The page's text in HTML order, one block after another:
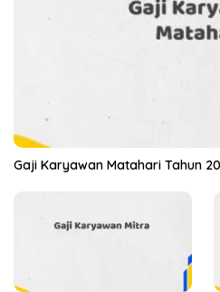
Gaji Karyawan Matahari Tahun